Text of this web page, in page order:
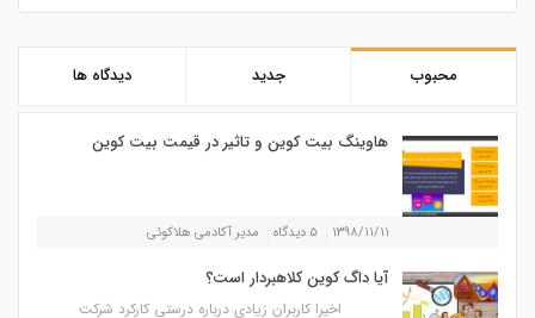
محبوب جدید دیدگاه ها
هاوینگ بیت کوین و تاثیر در قیمت بیت کوین
۱۳۹۸/۱۱/۱۱ ۵ دیدگاه مدیر آکادمی هلاکوئی
آیا داگ کوین کلاهبردار است؟
اخیرا کاربران زیادی درباره درستی کارکرد شرکت